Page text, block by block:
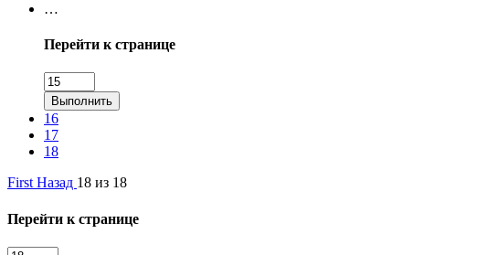
…
Перейти к странице
Выполнить
16
17
18
First Назад 18 из 18
Перейти к странице